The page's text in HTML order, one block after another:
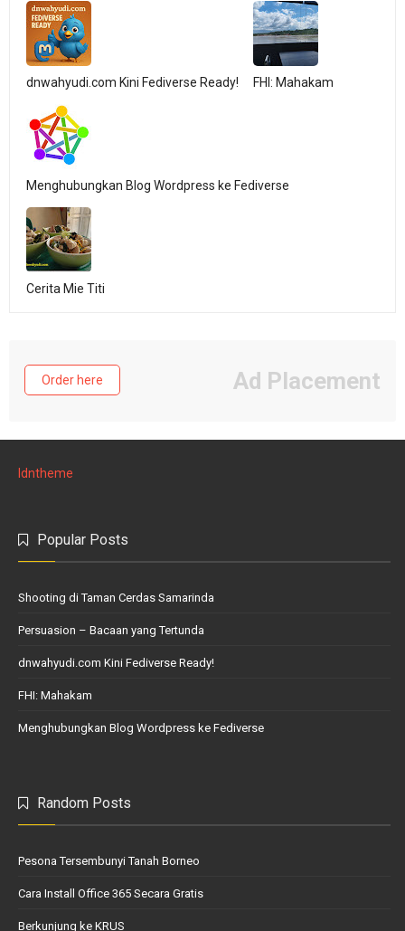
dnwahyudi.com Kini Fediverse Ready! FHI: Mahakam
Menghubungkan Blog Wordpress ke Fediverse
Cerita Mie Titi
Order here Ad Placement
Idntheme
Popular Posts
Shooting di Taman Cerdas Samarinda
Persuasion – Bacaan yang Tertunda
dnwahyudi.com Kini Fediverse Ready!
FHI: Mahakam
Menghubungkan Blog Wordpress ke Fediverse
Random Posts
Pesona Tersembunyi Tanah Borneo
Cara Install Office 365 Secara Gratis
Berkunjung ke KRUS